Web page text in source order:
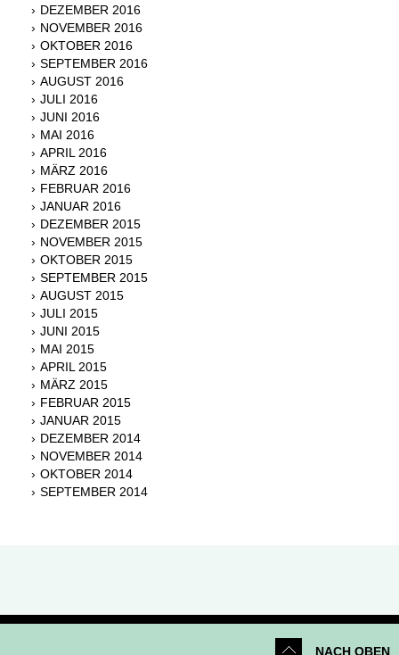
DEZEMBER 2016
NOVEMBER 2016
OKTOBER 2016
SEPTEMBER 2016
AUGUST 2016
JULI 2016
JUNI 2016
MAI 2016
APRIL 2016
MÄRZ 2016
FEBRUAR 2016
JANUAR 2016
DEZEMBER 2015
NOVEMBER 2015
OKTOBER 2015
SEPTEMBER 2015
AUGUST 2015
JULI 2015
JUNI 2015
MAI 2015
APRIL 2015
MÄRZ 2015
FEBRUAR 2015
JANUAR 2015
DEZEMBER 2014
NOVEMBER 2014
OKTOBER 2014
SEPTEMBER 2014
NACH OBEN